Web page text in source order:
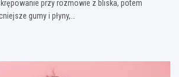
przy rozmowie z bliska, potem
gumy i płyny,…